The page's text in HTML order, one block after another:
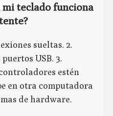
mi teclado funciona
sueltas. 2.
USB. 3.
estén
en otra computadora
de hardware.